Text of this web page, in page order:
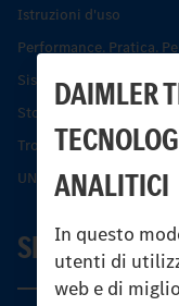
DAIMLER
ANALITICI
In questo
utenti di
web e di
Istruzioni d'uso
Performance. Pratica.
Sistemi di assistenza
Storia dell’Unimog
Trovare un partner
UNI-TOUCH®
SERVIZIO